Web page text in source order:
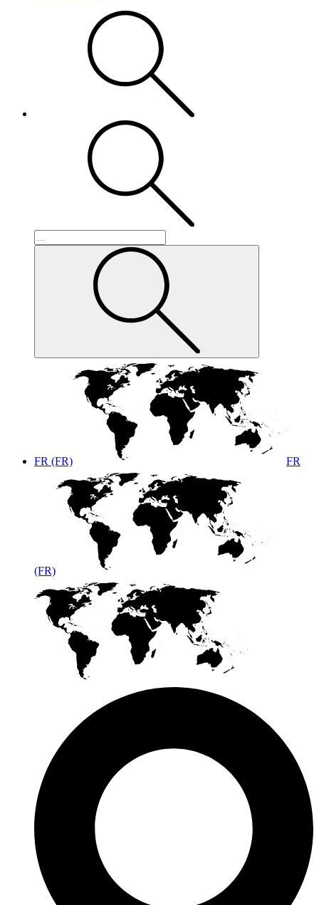
FR (FR) FR
(FR)